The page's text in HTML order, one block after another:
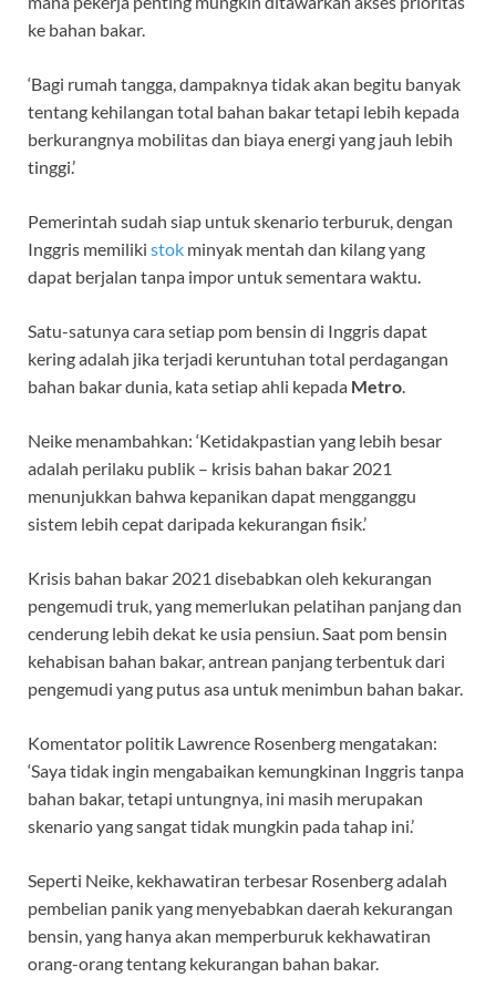
ke bahan bakar.
‘Bagi rumah tangga, dampaknya tidak akan begitu banyak
tentang kehilangan total bahan bakar tetapi lebih kepada
berkurangnya mobilitas dan biaya energi yang jauh lebih
tinggi.’
Pemerintah sudah siap untuk skenario terburuk, dengan
Inggris memiliki stok minyak mentah dan kilang yang
dapat berjalan tanpa impor untuk sementara waktu.
Satu-satunya cara setiap pom bensin di Inggris dapat
kering adalah jika terjadi keruntuhan total perdagangan
bahan bakar dunia, kata setiap ahli kepada Metro
Neike menambahkan: ‘Ketidakpastian yang lebih besar
adalah perilaku publik – krisis bahan bakar 2021
menunjukkan bahwa kepanikan dapat mengganggu
sistem lebih cepat daripada kekurangan fisik.’
Krisis bahan bakar 2021 disebabkan oleh kekurangan
pengemudi truk, yang memerlukan pelatihan panjang dan
cenderung lebih dekat ke usia pensiun. Saat pom bensin
kehabisan bahan bakar, antrean panjang terbentuk dari
pengemudi yang putus asa untuk menimbun bahan bakar.
Komentator politik Lawrence Rosenberg mengatakan:
‘Saya tidak ingin mengabaikan kemungkinan Inggris tanpa
bahan bakar, tetapi untungnya, ini masih merupakan
skenario yang sangat tidak mungkin pada tahap ini.’
Seperti Neike, kekhawatiran terbesar Rosenberg adalah
pembelian panik yang menyebabkan daerah kekurangan
bensin, yang hanya akan memperburuk kekhawatiran
orang-orang tentang kekurangan bahan bakar.